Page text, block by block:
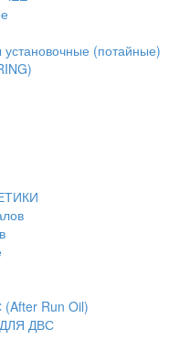
(потайные)
Run Oil)
ДВС